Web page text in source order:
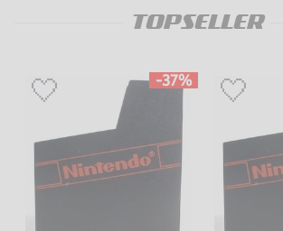
TOPSELLER
-37%